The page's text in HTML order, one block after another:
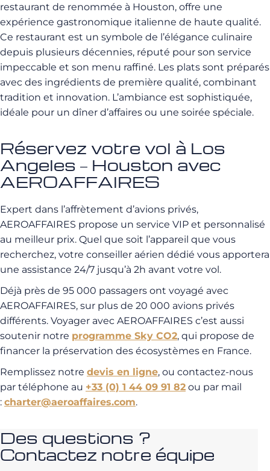
restaurant de renommée à Houston, offre une
expérience gastronomique italienne de haute qualité.
Ce restaurant est un symbole de l’élégance culinaire
depuis plusieurs décennies, réputé pour son service
impeccable et son menu raffiné. Les plats sont préparés
avec des ingrédients de première qualité, combinant
tradition et innovation. L’ambiance est sophistiquée,
idéale pour un dîner d’affaires ou une soirée spéciale.
Réservez votre vol à Los
Angeles – Houston avec
AEROAFFAIRES
Expert dans l’affrètement d’avions privés,
AEROAFFAIRES propose un service VIP et personnalisé
au meilleur prix. Quel que soit l’appareil que vous
recherchez, votre conseiller aérien dédié vous apportera
une assistance 24/7 jusqu’à 2h avant votre vol.
Déjà près de 95 000 passagers ont voyagé avec
AEROAFFAIRES, sur plus de 20 000 avions privés
différents. Voyager avec AEROAFFAIRES c’est aussi
soutenir notre programme Sky CO2, qui propose de
financer la préservation des écosystèmes en France.
Remplissez notre devis en ligne, ou contactez-nous
par téléphone au +33 (0) 1 44 09 91 82 ou par mail
: charter@aeroaffaires.com.
Des questions ?
Contactez notre équipe